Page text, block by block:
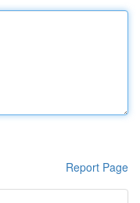
Report Page